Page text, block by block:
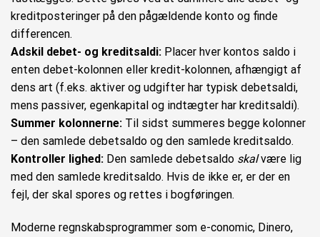
kreditposteringer på den pågældende konto og finde
differencen.
Adskil debet- og kreditsaldi: Placer hver kontos saldo i
enten debet-kolonnen eller kredit-kolonnen, afhængigt af
dens art (f.eks. aktiver og udgifter har typisk debetsaldi,
mens passiver, egenkapital og indtægter har kreditsaldi).
Summer kolonnerne: Til sidst summeres begge kolonner
– den samlede debetsaldo og den samlede kreditsaldo.
Kontroller lighed: Den samlede debetsaldo skalvære lig
med den samlede kreditsaldo. Hvis de ikke er, er der en
fejl, der skal spores og rettes i bogføringen.
Moderne regnskabsprogrammer som e-conomic, Dinero,